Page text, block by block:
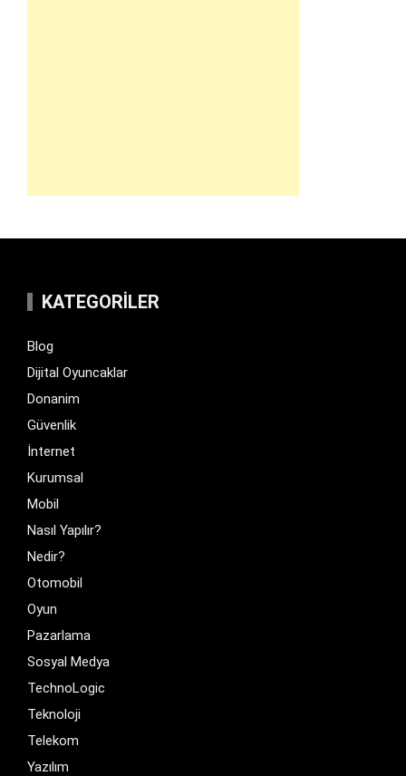
KATEGORILER
Blog
Dijital Oyuncaklar
Donanim
Güvenlik
İnternet
Kurumsal
Mobil
Nasıl Yapılır?
Nedir?
Otomobil
Oyun
Pazarlama
Sosyal Medya
TechnoLogic
Teknoloji
Telekom
Yazılım